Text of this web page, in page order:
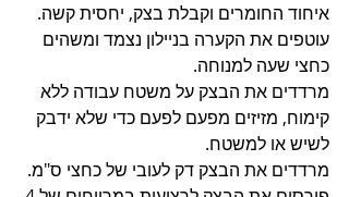
איחוד החומרים וקבלת בצק, יחסית קשה.
עוטפים את הקערה בניילון נצמד ומשהים
כחצי שעה למנוחה.
מרדדים את הבצק על משטח עבודה ללא
קימוח, מזיזים מפעם לפעם כדי שלא ידבק
לשיש או למשטח.
מרדדים את הבצק דק לעובי של כחצי ס"מ.